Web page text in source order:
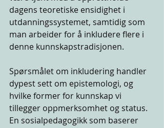
dagens teoretiske ensidighet i
utdanningssystemet, samtidig som
man arbeider for å inkludere flere i
denne kunnskapstradisjonen.
Spørsmålet om inkludering handler
dypest sett om epistemologi, og
hvilke former for kunnskap vi
tillegger oppmerksomhet og status.
En sosialpedagogikk som baserer